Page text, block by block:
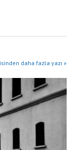
daha fazla yazı »